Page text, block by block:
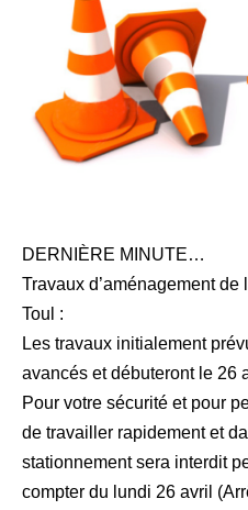
DERNIÈRE MINUTE…
Travaux d’aménagement
Toul :
Les travaux initialement
avancés et débuteront le 26
Pour votre sécurité et pour
de travailler rapidement et
stationnement sera interdit
compter du lundi 26 avril